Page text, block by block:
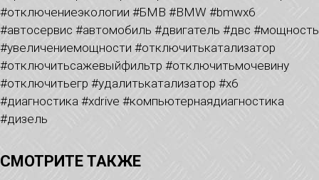
#отключениеэкологии #БМВ #BMW #bmwx6
#автосервис #автомобиль #двигатель #двс #мощность
#увеличениемощности #отключитькатализатор
#отключитьсажевыйфильтр #отключитьмочевину
#отключитьегр #удалитькатализатор #x6
#диагностика #xdrive #компьютернаядиагностика
#дизель
СМОТРИТЕ ТАКЖЕ